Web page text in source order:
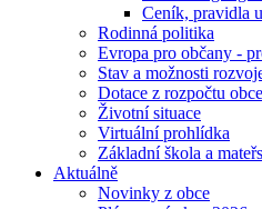
Ceník, pravidla
Rodinná politika
Evropa pro občany -
Stav a možnosti
Dotace z rozpočtu obce
Životní situace
Virtuální prohlídka
Základní škola a
Aktuálně
Novinky z obce